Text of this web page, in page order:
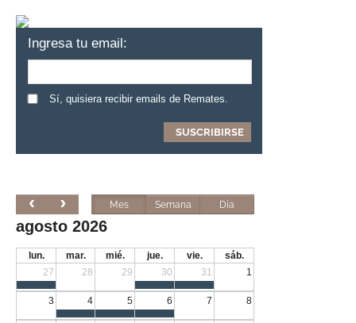
Ingresa tu email:
Sí, quisiera recibir emails de Remates.
Mes Semana Día
agosto 2026
lun. mar. mié. jue. vie.
sáb.
27
28 29 30 31 1
3 4 5 6 7 8